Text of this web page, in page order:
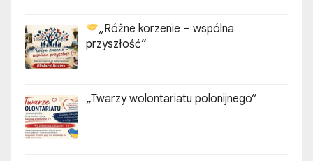
ó
„Różne korzenie – wspólna
przyszłość”
„Twarzy wolontariatu polonijnego”